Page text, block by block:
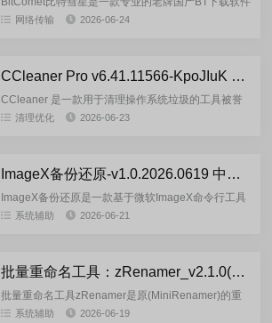
的免费BT资源下载利器，BitComet独有长效种子功
网络传输 2026-06-24
CCleaner Pro v6.41.11566-KpoJIuK 多语言绿色便携版
CCleaner 是一款用于清理操作系统垃圾的工具被誉
为全球最受欢迎的PC优化器。是一个易于使用的解决
清理优化 2026-06-23
ImageX备份还原-v1.0.2026.0619 中文绿色版
ImageX备份还原是一款基于微软ImageX命令行工具
编写的可视化系统备份还原工具，ImageX用于创
系统辅助 2026-06-21
批量重命名工具：zRenamer_v2.1.0(2026.06.18) 绿色版
批量重命名工具zRenamer是原(MiniRenamer)的重
新构建版，zRenamer是一款绿色便携且小巧实用的
系统辅助 2026-06-19